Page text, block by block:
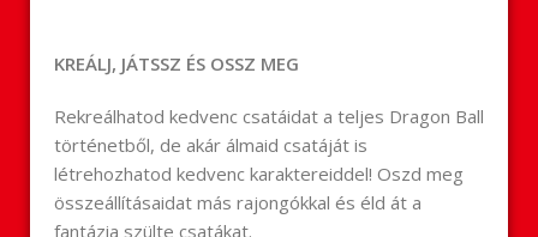
KREÁLJ, JÁTSSZ ÉS OSSZ MEG
Rekreálhatod kedvenc csatáidat a teljes Dragon Ball
történetből, de akár álmaid csatáját is
létrehozhatod kedvenc karaktereiddel! Oszd meg
összeállításaidat más rajongókkal és éld át a
fantázia szülte csatákat.